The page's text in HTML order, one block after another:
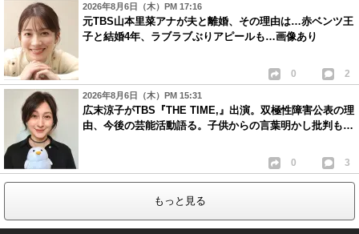
2026年8月6日（木）PM 17:16
元TBS山本里菜アナが夫と離婚、その理由は…赤ベンツ王
子と結婚4年、ラブラブぶりアピールも…画像あり
0 2
2026年8月6日（木）PM 15:31
広末涼子がTBS『THE TIME,』出演。双極性障害公表の理
由、今後の芸能活動語る。子供からの言葉明かし批判も…
0 3
もっと見る